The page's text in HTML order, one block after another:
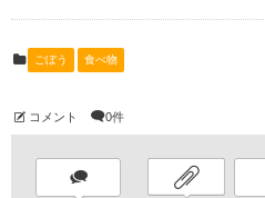
ごぼう 食べ物
コメント 0件